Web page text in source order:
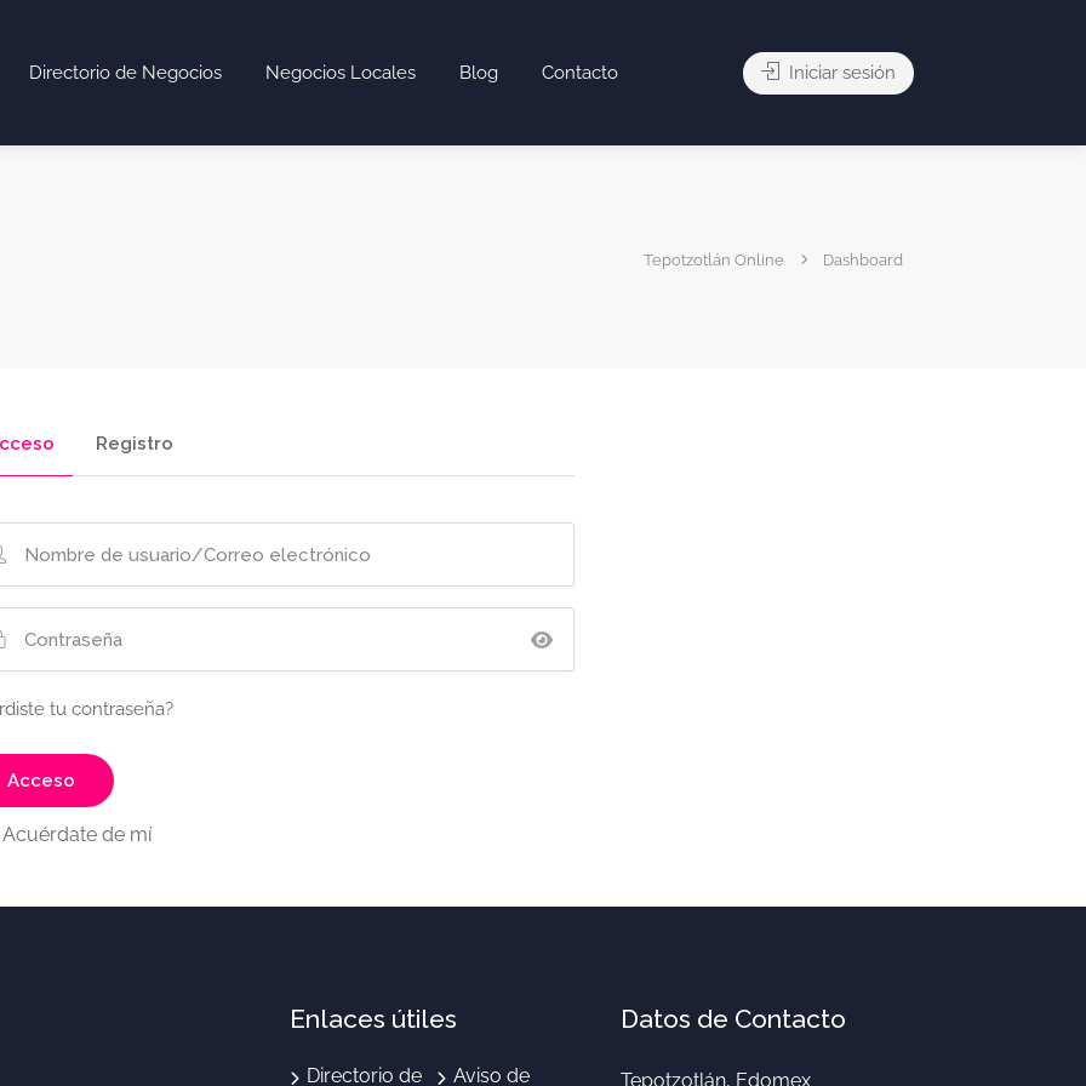
Directorio de Negocios Negocios Locales Blog Contacto Iniciar sesión
Tepotzotlán Online Dashboard
Registro
tu contraseña?
Acuérdate de mí
Enlaces útiles
Directorio de Aviso de
Datos de Contacto
Tepotzotlán, Edomex